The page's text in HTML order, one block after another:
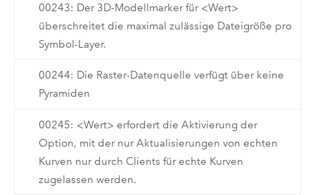
00243: Der 3D-Modellmarker für <Wert>
überschreitet die maximal zulässige Dateigröße pro
Symbol-Layer.
00244: Die Raster-Datenquelle verfügt über keine
Pyramiden
00245: <Wert> erfordert die Aktivierung der
Option, mit der nur Aktualisierungen von echten
Kurven nur durch Clients für echte Kurven
zugelassen werden.